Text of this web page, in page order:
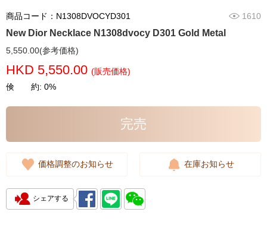
商品コード：N1308DVOCYD301 1610
New Dior Necklace N1308dvocy D301 Gold Metal
5,550.00(参考価格)
HKD 5,550.00 (販売価格)
倹 約: 0%
完売
価格調整のお知らせ 在庫お知らせ
シェアする